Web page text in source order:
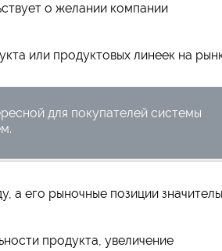
о желании компании
или продуктовых линеек на
для покупателей системы
а его рыночные позиции
продукта, увеличение